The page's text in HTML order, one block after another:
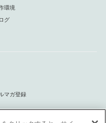
環境
グ
マガ登録